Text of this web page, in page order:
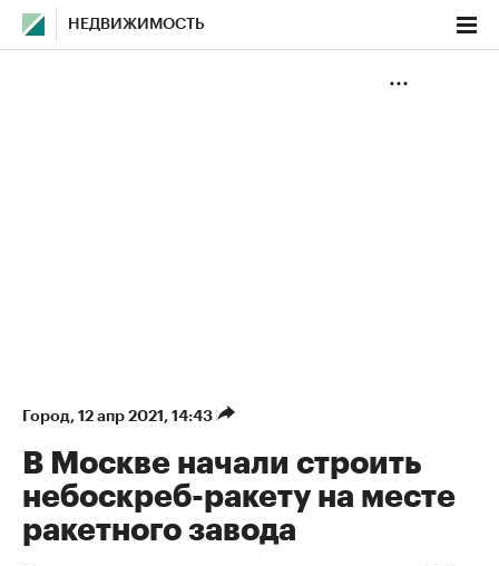
НЕДВИЖИМОСТЬ
Город⁠, 12 апр 2021, 14:43
В Москве начали строить
небоскреб-ракету на месте
ракетного завода